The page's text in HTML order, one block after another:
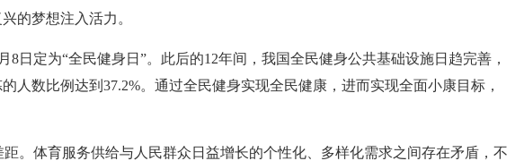
的梦想注入活力。
日定为“全民健身日”。此后的12年间，我国全民健身公共基础设施日趋完善，
数比例达到37.2%。通过全民健身实现全民健康，进而实现全面小康目标，
。体育服务供给与人民群众日益增长的个性化、多样化需求之间存在矛盾，不